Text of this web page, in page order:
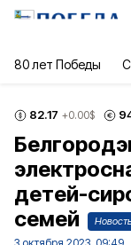
80 лет Победы
82.17 +0.00$
детей-
семей
Новость